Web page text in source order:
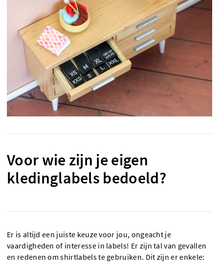
Voor wie zijn je eigen
kledinglabels bedoeld?
Er is altijd een juiste keuze voor jou, ongeacht je
vaardigheden of interesse in labels! Er zijn tal van gevallen
en redenen om shirtlabels te gebruiken. Dit zijn er enkele: